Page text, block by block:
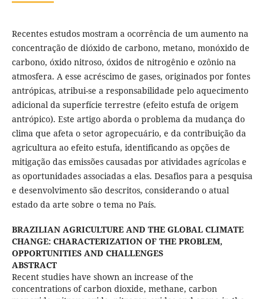
Recentes estudos mostram a ocorrência de um aumento na
concentração de dióxido de carbono, metano, monóxido de
carbono, óxido nitroso, óxidos de nitrogênio e ozônio na
atmosfera. A esse acréscimo de gases, originados por fontes
antrópicas, atribui-se a responsabilidade pelo aquecimento
adicional da superfície terrestre (efeito estufa de origem
antrópico). Este artigo aborda o problema da mudança do
clima que afeta o setor agropecuário, e da contribuição da
agricultura ao efeito estufa, identificando as opções de
mitigação das emissões causadas por atividades agrícolas e
as oportunidades associadas a elas. Desafios para a pesquisa
e desenvolvimento são descritos, considerando o atual
estado da arte sobre o tema no País.
BRAZILIAN AGRICULTURE AND THE GLOBAL CLIMATE
CHANGE: CHARACTERIZATION OF THE PROBLEM,
OPPORTUNITIES AND CHALLENGES
ABSTRACT
Recent studies have shown an increase of the
concentrations of carbon dioxide, methane, carbon